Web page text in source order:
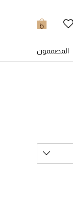
0
المصممون